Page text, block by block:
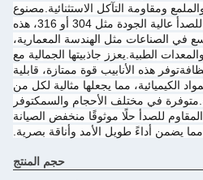
التآكل الاستثنائية.مصنوع
من سبائك الفولاذ المقاوم للصدأ عالية الجودة مثل 304 أو 316، هذه
مثل الهندسة المعمارية،
جاذبيتها الجمالية مع
قوة ممتازة، قابلية
مما يجعلها مثالية لكل من
مختلف الأحجام والسمكتوفر
حلًا موثوقًا منخفض الصيانة
طويل الأمد وأناقة بصرية.